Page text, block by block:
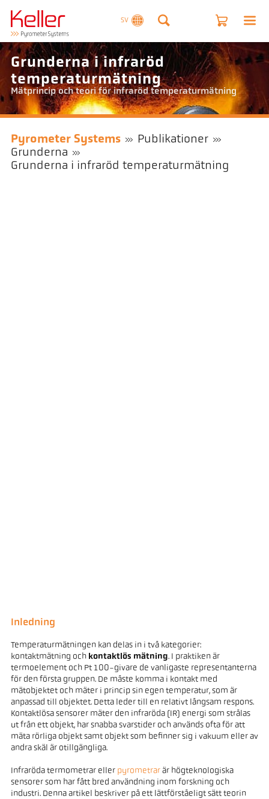
SV
Grunderna i infraröd
temperaturmätning
Mätprincip och teori för infraröd temperaturmätning
Pyrometer Systems
Publikationer
Grunderna
Grunderna i infraröd temperaturmätning
Inledning
Temperaturmätningen kan delas in i två kategorier:
kontaktmätning och kontaktlös mätning. I praktiken är
termoelement och Pt 100-givare de vanligaste representanterna
för den första gruppen. De måste komma i kontakt med
mätobjektet och mäter i princip sin egen temperatur, som är
anpassad till objektet. Detta leder till en relativt långsam respons.
Kontaktlösa sensorer mäter den infraröda (IR) energi som strålas
ut från ett objekt, har snabba svarstider och används ofta för att
mäta rörliga objekt samt objekt som befinner sig i vakuum eller av
andra skäl är otillgängliga.
Infraröda termometrar eller pyrometrarär högteknologiska
sensorer som har fått bred användning inom forskning och
industri. Denna artikel beskriver på ett lättförståeligt sätt teorin